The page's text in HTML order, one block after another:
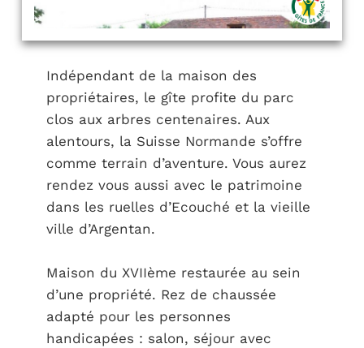
Indépendant de la maison des
propriétaires, le gîte profite du parc
clos aux arbres centenaires. Aux
alentours, la Suisse Normande s’offre
comme terrain d’aventure. Vous aurez
rendez vous aussi avec le patrimoine
dans les ruelles d’Ecouché et la vieille
ville d’Argentan.
Maison du XVIIème restaurée au sein
d’une propriété. Rez de chaussée
adapté pour les personnes
handicapées : salon, séjour avec